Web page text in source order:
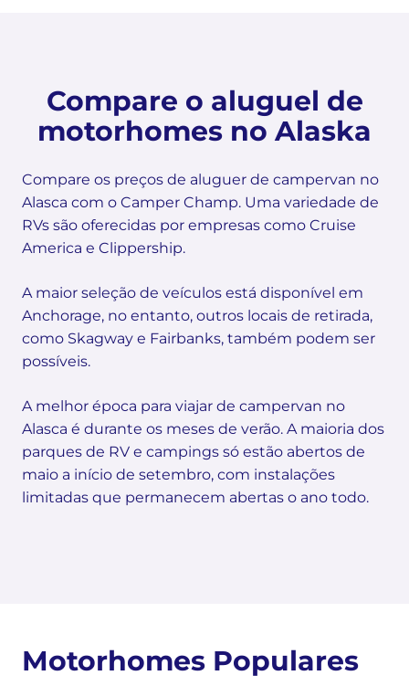
Compare o aluguel de
motorhomes no Alaska
Compare os preços de aluguer de campervan no
Alasca com o Camper Champ. Uma variedade de
RVs são oferecidas por empresas como Cruise
America e Clippership.
A maior seleção de veículos está disponível em
Anchorage, no entanto, outros locais de retirada,
como Skagway e Fairbanks, também podem ser
possíveis.
A melhor época para viajar de campervan no
Alasca é durante os meses de verão. A maioria dos
parques de RV e campings só estão abertos de
maio a início de setembro, com instalações
limitadas que permanecem abertas o ano todo.
Motorhomes Populares